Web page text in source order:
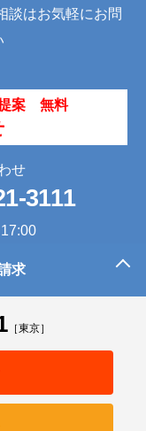
求
［東京］
談はお気軽にお問
提案 無料
せ
3111
へ